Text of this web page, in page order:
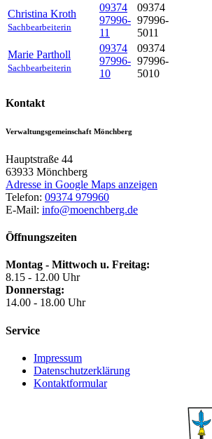
Christina Kroth
Sachbearbeiterin
09374
97996-
11
09374
97996-
5011
Marie Partholl
Sachbearbeiterin
09374
97996-
10
09374
97996-
5010
Kontakt
Verwaltungsgemeinschaft Mönchberg
Hauptstraße 44
63933 Mönchberg
Adresse in Google Maps anzeigen
Telefon: 09374 979960
E-Mail: info@moenchberg.de
Öffnungszeiten
Montag - Mittwoch u. Freitag:
8.15 - 12.00 Uhr
Donnerstag:
14.00 - 18.00 Uhr
Service
Impressum
Datenschutzerklärung
Kontaktformular